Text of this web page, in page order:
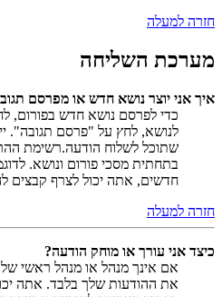
חזרה למעלה
מערכת השליחה
איך אני יוצר נושא חדש או מפרסם
כדי לפרסם נושא חדש בפורום,
לנושא, לחץ על "פרסם תגובה".
שתוכל לשלוח הודעה.רשימת
בתחתית מסכי פורום ונושא.
חדשים, אתה יכול לצרף קבצים
חזרה למעלה
כיצד אני עורך או מוחק הודעה?
אם אינך מנהל או מנהל ראשי
את ההודעות שלך בלבד. אתה